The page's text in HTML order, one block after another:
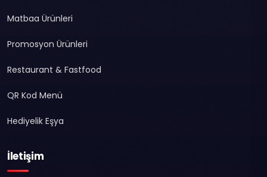
Matbaa Ürünleri
Promosyon Ürünleri
Restaurant & Fastfood
QR Kod Menü
Hediyelik Eşya
İletişim